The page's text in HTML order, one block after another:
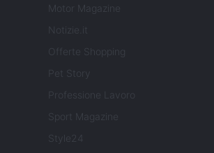
Motor Magazine
Notizie.it
Offerte Shopping
Pet Story
Professione Lavoro
Sport Magazine
Style24